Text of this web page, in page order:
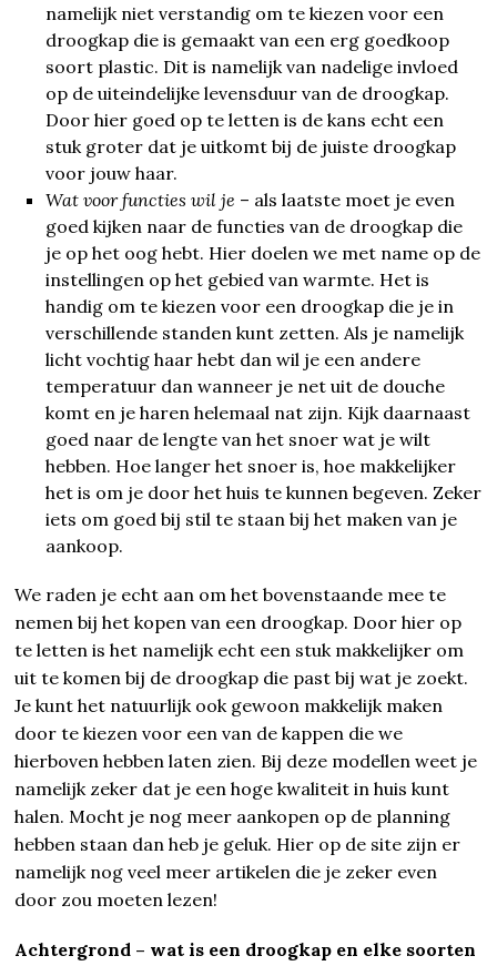
namelijk niet verstandig om te kiezen voor een
droogkap die is gemaakt van een erg goedkoop
soort plastic. Dit is namelijk van nadelige invloed
op de uiteindelijke levensduur van de droogkap.
Door hier goed op te letten is de kans echt een
stuk groter dat je uitkomt bij de juiste droogkap
voor jouw haar.
Wat voor functies wil je – als laatste moet je even
goed kijken naar de functies van de droogkap die
je op het oog hebt. Hier doelen we met name op de
instellingen op het gebied van warmte. Het is
handig om te kiezen voor een droogkap die je in
verschillende standen kunt zetten. Als je namelijk
licht vochtig haar hebt dan wil je een andere
temperatuur dan wanneer je net uit de douche
komt en je haren helemaal nat zijn. Kijk daarnaast
goed naar de lengte van het snoer wat je wilt
hebben. Hoe langer het snoer is, hoe makkelijker
het is om je door het huis te kunnen begeven. Zeker
iets om goed bij stil te staan bij het maken van je
aankoop.
We raden je echt aan om het bovenstaande mee te
nemen bij het kopen van een droogkap. Door hier op
te letten is het namelijk echt een stuk makkelijker om
uit te komen bij de droogkap die past bij wat je zoekt.
Je kunt het natuurlijk ook gewoon makkelijk maken
door te kiezen voor een van de kappen die we
hierboven hebben laten zien. Bij deze modellen weet je
namelijk zeker dat je een hoge kwaliteit in huis kunt
halen. Mocht je nog meer aankopen op de planning
hebben staan dan heb je geluk. Hier op de site zijn er
namelijk nog veel meer artikelen die je zeker even
door zou moeten lezen!
Achtergrond – wat is een droogkap en elke soorten